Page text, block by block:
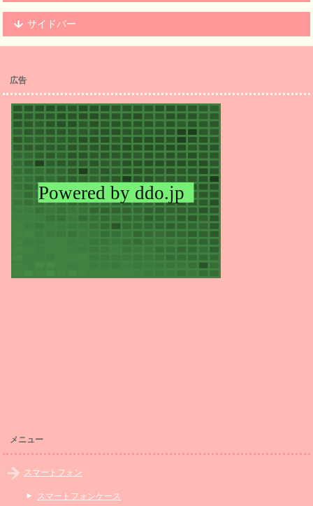
サイドバー
広告
メニュー
スマートフォン
スマートフォンケース